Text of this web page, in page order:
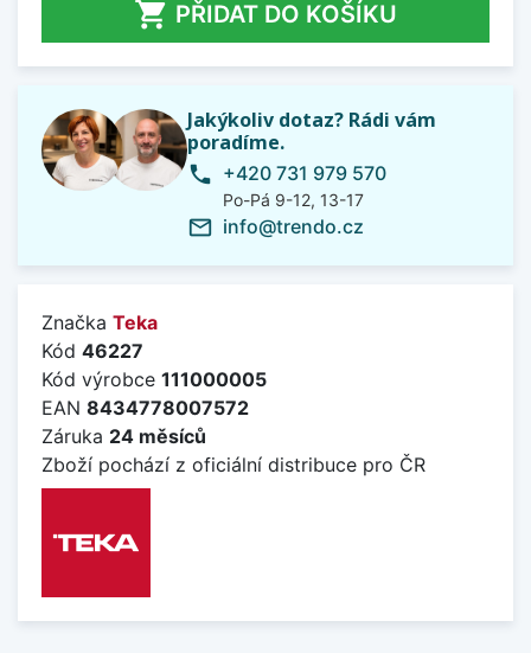
 PŘIDAT DO KOŠÍKU
Jakýkoliv dotaz? Rádi vám
poradíme.
phone +420 731 979 570
Po-Pá 9-12, 13-17
mail_outline info@trendo.cz
Značka Teka
Kód 46227
Kód výrobce 111000005
EAN 8434778007572
Záruka 24 měsíců
Zboží pochází z oficiální distribuce pro ČR